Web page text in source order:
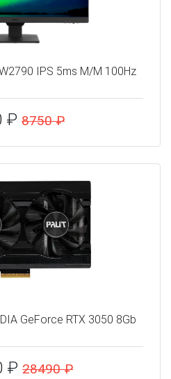
IPS 5ms M/M 100Hz
₽ 8750 ₽
GeForce RTX 3050 8Gb
₽ 28490 ₽